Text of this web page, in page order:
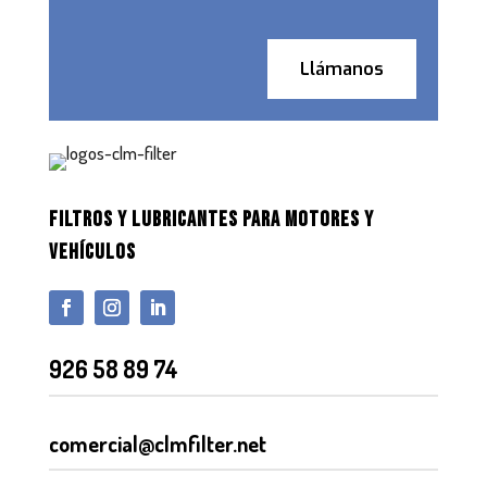
Llámanos
FILTROS Y LUBRICANTES PARA MOTORES Y
VEHÍCULOS
926 58 89 74
comercial@clmfilter.net